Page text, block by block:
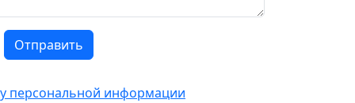
Отправить
персональной информации